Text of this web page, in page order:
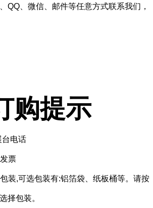
QQ、微信、邮件等任意方式联系我们，
购提示
电话
票
装,可选包装有:铝箔袋、纸板桶等。请按
择包装。